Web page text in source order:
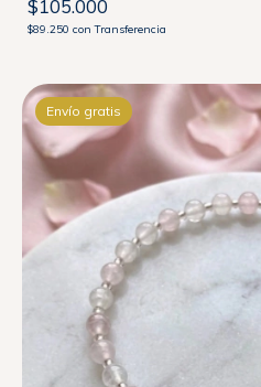
$105.000
$89.250 con Transferencia
Envío gratis